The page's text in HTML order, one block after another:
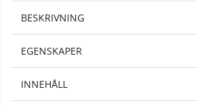
BESKRIVNING
EGENSKAPER
INNEHÅLL